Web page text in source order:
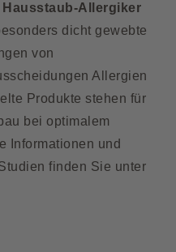
Hausstaub-Allergiker
dicht gewebte
von
Allergien
Produkte stehen für
bei optimalem
Informationen und
finden Sie unter